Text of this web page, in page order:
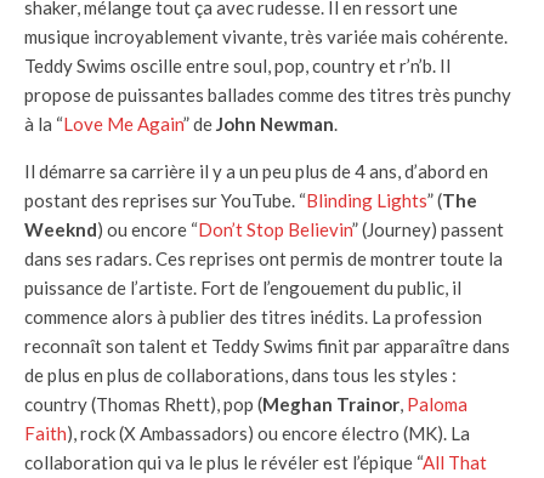
shaker, mélange tout ça avec rudesse. Il en ressort une
musique incroyablement vivante, très variée mais cohérente.
Teddy Swims oscille entre soul, pop, country et r’n’b. Il
propose de puissantes ballades comme des titres très punchy
à la “Love Me Again” deJohn Newman.
Il démarre sa carrière il y a un peu plus de 4 ans, d’abord en
postant des reprises sur YouTube. “Blinding Lights” (The
Weeknd) ou encore “Don’t Stop Believin” (Journey) passent
dans ses radars. Ces reprises ont permis de montrer toute la
puissance de l’artiste. Fort de l’engouement du public, il
commence alors à publier des titres inédits. La profession
reconnaît son talent et Teddy Swims finit par apparaître dans
de plus en plus de collaborations, dans tous les styles :
country (Thomas Rhett), pop (Meghan Trainor, Paloma
Faith), rock (X Ambassadors) ou encore électro (MK). La
collaboration qui va le plus le révéler est l’épique “All That